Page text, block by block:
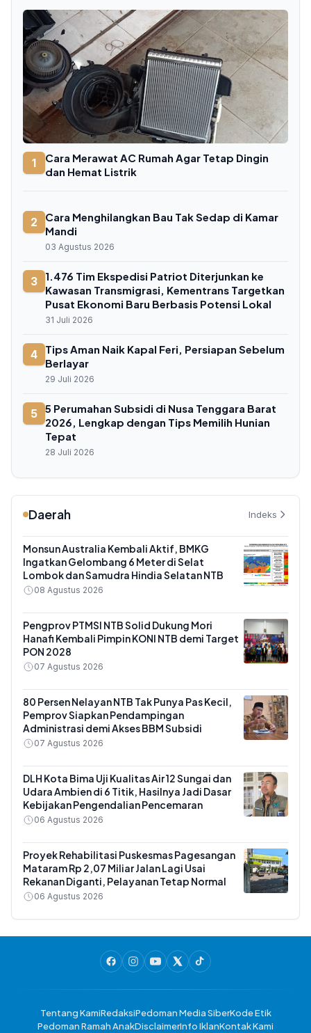
1
Cara Merawat AC Rumah Agar Tetap Dingin
dan Hemat Listrik
2
Cara Menghilangkan Bau Tak Sedap di Kamar
Mandi
03 Agustus 2026
3
1.476 Tim Ekspedisi Patriot Diterjunkan ke
Kawasan Transmigrasi, Kementrans Targetkan
Pusat Ekonomi Baru Berbasis Potensi Lokal
31 Juli 2026
4
Tips Aman Naik Kapal Feri, Persiapan Sebelum
Berlayar
29 Juli 2026
5 5 Perumahan Subsidi di Nusa Tenggara Barat
2026, Lengkap dengan Tips Memilih Hunian
Tepat
28 Juli 2026
Daerah Indeks
Monsun Australia Kembali Aktif, BMKG
Ingatkan Gelombang 6 Meter di Selat
Lombok dan Samudra Hindia Selatan NTB
08 Agustus 2026
Pengprov PTMSI NTB Solid Dukung Mori
Hanafi Kembali Pimpin KONI NTB demi Target
PON 2028
07 Agustus 2026
80 Persen Nelayan NTB Tak Punya Pas Kecil,
Pemprov Siapkan Pendampingan
Administrasi demi Akses BBM Subsidi
07 Agustus 2026
DLH Kota Bima Uji Kualitas Air 12 Sungai dan
Udara Ambien di 6 Titik, Hasilnya Jadi Dasar
Kebijakan Pengendalian Pencemaran
06 Agustus 2026
Proyek Rehabilitasi Puskesmas Pagesangan
Mataram Rp 2,07 Miliar Jalan Lagi Usai
Rekanan Diganti, Pelayanan Tetap Normal
06 Agustus 2026
Tentang KamiRedaksiPedoman Media SiberKode Etik
Pedoman Ramah AnakDisclaimerInfo IklanKontak Kami